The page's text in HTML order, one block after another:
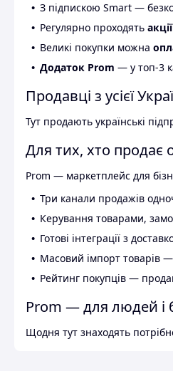
З підпискою Smart —
Регулярно проходять
Великі покупки можна
Додаток Prom — у топ-3
Продавці з усієї
Тут продають українські
Для тих, хто продає
Prom — маркетплейс для
Три канали продажів
Керування товарами,
Готові інтеграції з
Масовий імпорт товарів
Рейтинг покупців —
Prom — для людей і
Щодня тут знаходять